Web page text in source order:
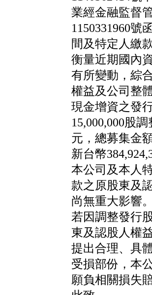
業經金融監督
1150331960號
間及特定人繳
衡量近期國內
有所變動，綜
權益及公司整
現金增資之發
15,000,000股
元，總募集金
新台幣
本公司及本人
款之原股東及
尚無重大影響
若因調整發行
東及認股人權
提出合理、具
受損部份，本
願負相關損失